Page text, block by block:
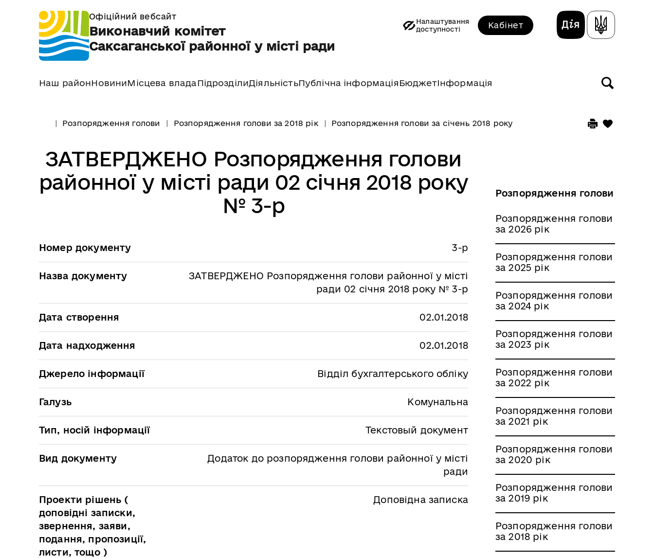
Офіційний вебсайт
Виконавчий комітет
Саксаганської районної у місті ради
Налаштування
доступності
Кабінет
Наш районНовиниМісцева влада ПідрозділиДіяльністьПублічна інформація БюджетІнформація
Розпорядження голови Розпорядження голови за 2018 рік Розпорядження голови за січень 2018 року
ЗАТВЕРДЖЕНО Розпорядження голови
районної у місті ради 02 січня 2018 року
№ 3-р
Номер документу 3-р
Назва документу
ЗАТВЕРДЖЕНО Розпорядження голови районної у місті
ради 02 січня 2018 року № 3-р
Дата створення 02.01.2018
Дата надходження 02.01.2018
Джерело інформації Відділ бухгалтерського обліку
Галузь Комунальна
Тип, носій інформації Текстовый документ
Вид документу
Додаток до розпорядження голови районної у місті
ради
Проекти рішень (
доповідні записки,
звернення, заяви,
подання, пропозиції,
листи, тощо )
Доповідна записка
Розпорядження голови
Розпорядження голови
за 2026 рік
Розпорядження голови
за 2025 рік
Розпорядження голови
за 2024 рік
Розпорядження голови
за 2023 рік
Розпорядження голови
за 2022 рік
Розпорядження голови
за 2021 рік
Розпорядження голови
за 2020 рік
Розпорядження голови
за 2019 рік
Розпорядження голови
за 2018 рік